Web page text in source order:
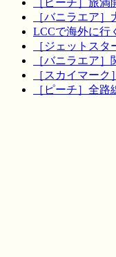
［ピーチ］旅
［バニラエア
LCCで海外に行
［ジェットス
［バニラエア
［スカイマー
［ピーチ］全